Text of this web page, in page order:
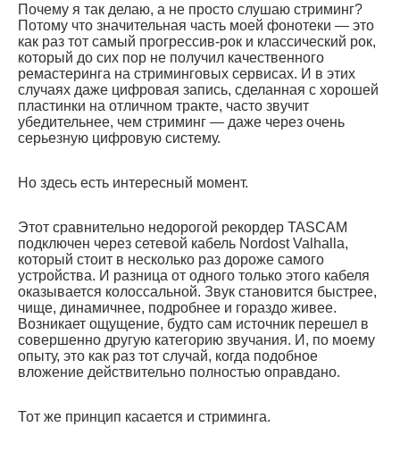
Почему я так делаю, а не просто слушаю стриминг?
Потому что значительная часть моей фонотеки — это
как раз тот самый прогрессив-рок и классический рок,
который до сих пор не получил качественного
ремастеринга на стриминговых сервисах. И в этих
случаях даже цифровая запись, сделанная с хорошей
пластинки на отличном тракте, часто звучит
убедительнее, чем стриминг — даже через очень
серьезную цифровую систему.
Но здесь есть интересный момент.
Этот сравнительно недорогой рекордер TASCAM
подключен через сетевой кабель Nordost Valhalla,
который стоит в несколько раз дороже самого
устройства. И разница от одного только этого кабеля
оказывается колоссальной. Звук становится быстрее,
чище, динамичнее, подробнее и гораздо живее.
Возникает ощущение, будто сам источник перешел в
совершенно другую категорию звучания. И, по моему
опыту, это как раз тот случай, когда подобное
вложение действительно полностью оправдано.
Тот же принцип касается и стриминга.